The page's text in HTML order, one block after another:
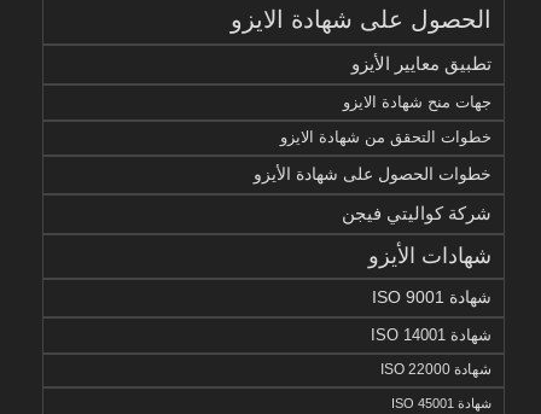
الحصول على شهادة الايزو
تطبيق معايير الأيزو
جهات منح شهادة الايزو
خطوات التحقق من شهادة الايزو
خطوات الحصول على شهادة الأيزو
شركة كواليتي فيجن
شهادات الأيزو
شهادة ISO 9001
شهادة ISO 14001
شهادة ISO 22000
شهادة ISO 45001